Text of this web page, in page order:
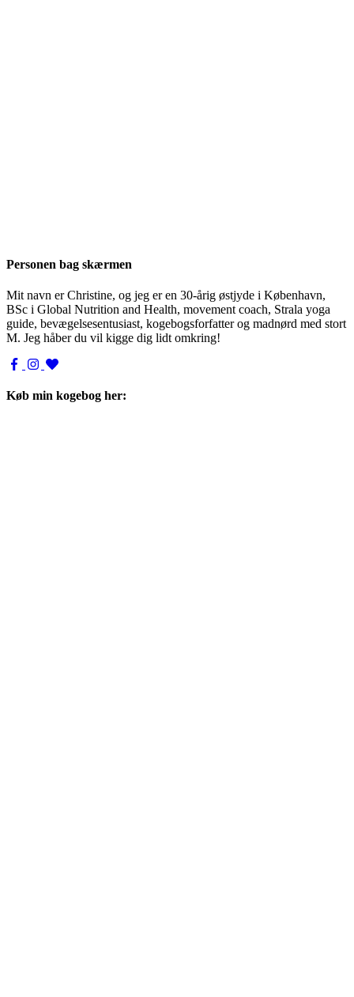
Personen bag skærmen
Mit navn er Christine, og jeg er en 30-årig østjyde i København,
BSc i Global Nutrition and Health, movement coach, Strala yoga
guide, bevægelsesentusiast, kogebogsforfatter og madnørd med stort
M. Jeg håber du vil kigge dig lidt omkring!
Køb min kogebog her: